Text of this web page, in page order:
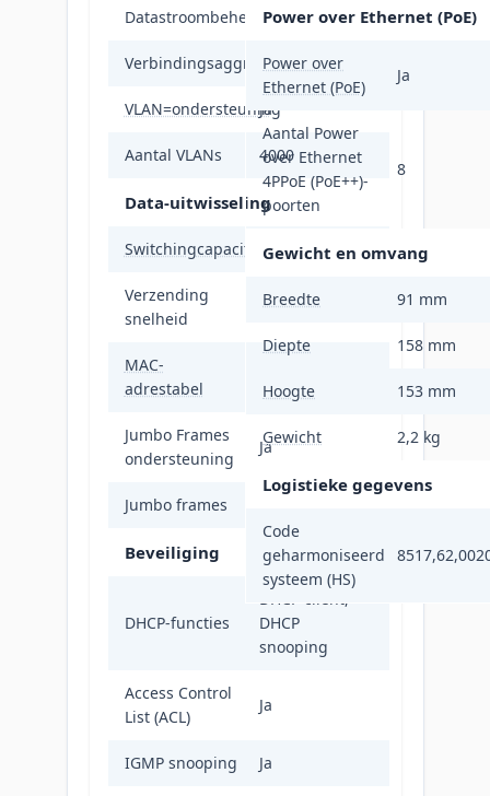
Datastroombeheer Ja
Verbindingsaggregatie
Ja
VLAN=ondersteuning
Ja
Aantal VLANs 4000
Data-uitwisseling
Switchingcapaciteit60 Gbit/s
Verzending
snelheid
44,6 Mpps
MAC-
adrestabel
Jumbo Frames
ondersteuning
Ja
Jumbo frames
Beveiliging
DHCP-functies
DHCP client,
DHCP
snooping
Access Control
List (ACL)
Ja
IGMP snooping Ja
Power over Ethernet (PoE)
Power over
Ethernet (PoE)
Ja
Aantal Power
over Ethernet
4PPoE (PoE++)-
poorten
8
Gewicht en omvang
Breedte 91 mm
Diepte 158 mm
Hoogte 153 mm
Gewicht 2,2 kg
Logistieke gegevens
Code
geharmoniseerd
systeem (HS)